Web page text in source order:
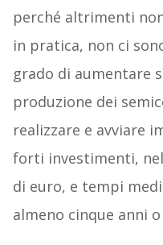
perché altrimenti
in pratica, non ci
grado di aumentare
produzione dei
realizzare e avviare
forti investimenti,
di euro, e tempi
almeno cinque anni